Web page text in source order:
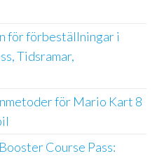
för förbeställningar i
Tidsramar,
för Mario Kart 8
Course Pass: